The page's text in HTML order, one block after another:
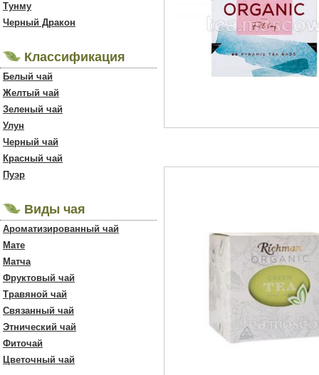
Тунму
Черный Дракон
Классификация
Белый чай
Желтый чай
Зеленый чай
Улун
Черный чай
Красный чай
Пуэр
Виды чая
Ароматизированный чай
Мате
Матча
Фруктовый чай
Травяной чай
Связанный чай
Этнический чай
Фиточай
Цветочный чай